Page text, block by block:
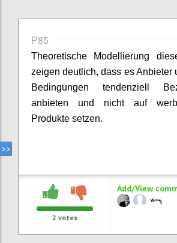
P85
Theoretische Modellierung
zeigen deutlich, dass es Anbieter
Bedingungen tendenziell
anbieten und nicht auf
Produkte setzen.
2 votes
Add/View